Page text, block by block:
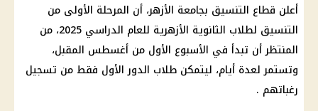
أعلن قطاع التنسيق بجامعة الأزهر، أن المرحلة الأولى من
التنسيق لطلاب الثانوية الأزهرية للعام الدراسي 2025، من
المنتظر أن تبدأ في الأسبوع الأول من أغسطس المقبل،
وتستمر لعدة أيام، ليتمكن طلاب الدور الأول فقط من تسجيل
رغباتهم .